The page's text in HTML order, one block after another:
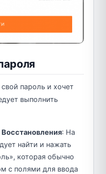
пароль и хочет
выполнить
: На
найти и нажать
которая обычно
с полями для ввода